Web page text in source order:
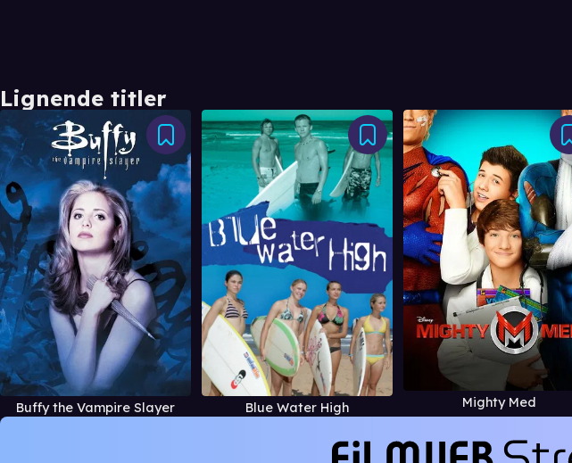
Lignende titler
Buffy the Vampire Slayer Blue Water High Mighty Med